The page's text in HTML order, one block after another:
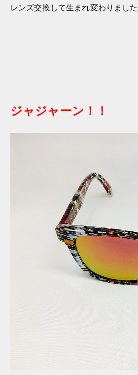
レンズ交換して生まれ変わりました
ジャジャーン！！